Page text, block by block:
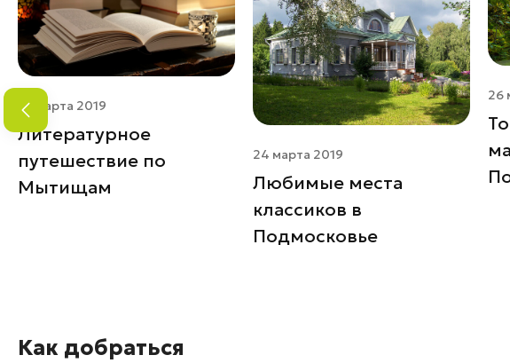
23 марта 2019
Литературное
путешествие по
Мытищам
24 марта 2019
Любимые места
классиков в
Подмосковье
26
Как добраться